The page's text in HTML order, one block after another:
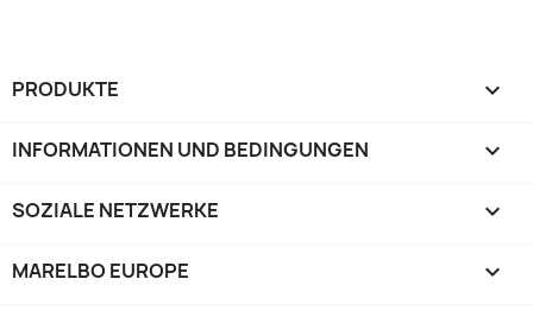
PRODUKTE 
INFORMATIONEN UND BEDINGUNGEN 
SOZIALE NETZWERKE 
MARELBO EUROPE 